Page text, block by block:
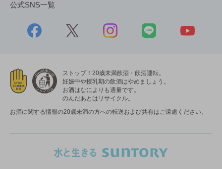
公式SNS一覧
ストップ！20歳未満飲酒・飲酒運転。
妊娠中や授乳期の飲酒はやめましょう。
お酒はなによりも適量です。
のんだあとはリサイクル。
お酒に関する情報の20歳未満の方への転送および共有はご遠慮ください。